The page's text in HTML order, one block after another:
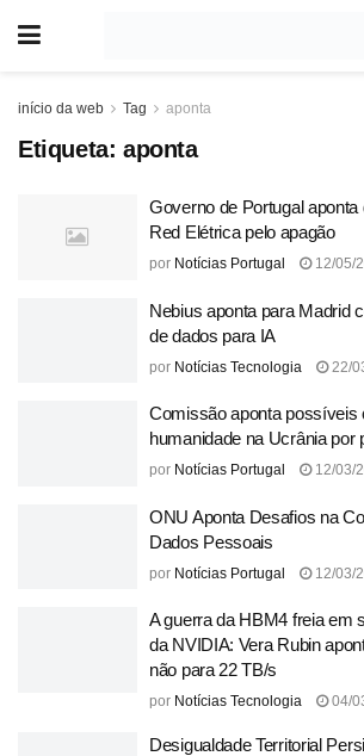
início da web Tag aponta
Etiqueta: aponta
Governo de Portugal
Red Elétrica pelo apagão
por Notícias Portugal 12/05/
Nebius aponta para Madrid
de dados para IA
por Notícias Tecnologia 22/
Comissão aponta possíveis
humanidade na Ucrânia por
por Notícias Portugal 12/03/
ONU Aponta Desafios na
Dados Pessoais
por Notícias Portugal 12/03/
A guerra da HBM4 freia em
da NVIDIA: Vera Rubin
não para 22 TB/s
por Notícias Tecnologia 04/
Desigualdade Territorial